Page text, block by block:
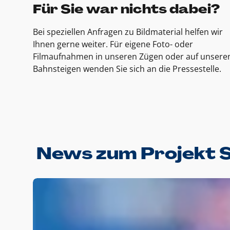
Für Sie war nichts dabei?
Bei speziellen Anfragen zu Bildmaterial helfen wir
Ihnen gerne weiter. Für eigene Foto- oder
Filmaufnahmen in unseren Zügen oder auf
Bahnsteigen wenden Sie sich an die Pressestelle.
News zum Projekt